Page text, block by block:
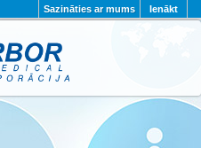
Ienākt
Sazināties ar mums
PROJEKTI
KONTAKTI